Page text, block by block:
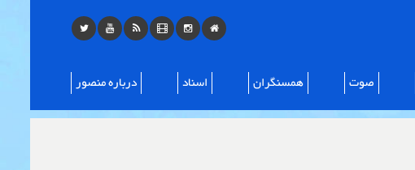
صوت همسنگران اسناد درباره منصور